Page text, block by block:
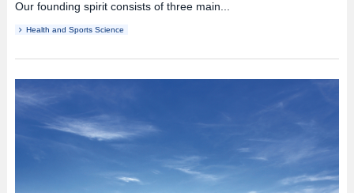
Our founding spirit consists of three main...
Health and Sports Science